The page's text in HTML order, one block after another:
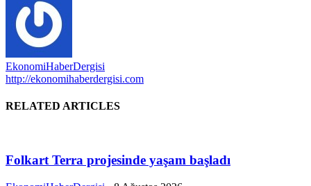
EkonomiHaberDergisi
http://ekonomihaberdergisi.com
RELATED ARTICLES
Folkart Terra projesinde yaşam başladı